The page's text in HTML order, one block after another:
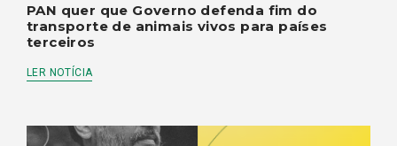
PAN quer que Governo defenda fim do
transporte de animais vivos para países
terceiros
LER NOTÍCIA